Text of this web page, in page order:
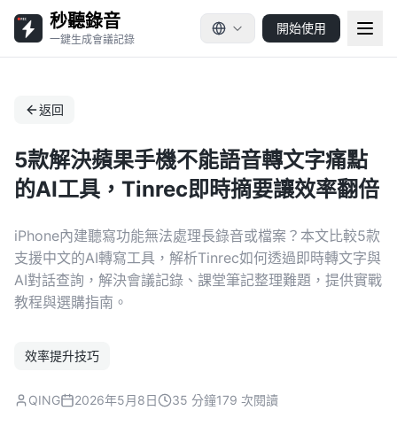
秒聽錄音
一鍵生成會議記錄
開始使用
返回
5款解決蘋果手機不能語音轉文字痛點
的AI工具，Tinrec即時摘要讓效率翻倍
iPhone內建聽寫功能無法處理長錄音或檔案？本文比較5款
支援中文的AI轉寫工具，解析Tinrec如何透過即時轉文字與
AI對話查詢，解決會議記錄、課堂筆記整理難題，提供實戰
教程與選購指南。
效率提升技巧
QING 2026年5月8日 35 分鐘179 次閱讀